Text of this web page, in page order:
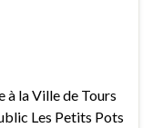
à la Ville de Tours
Les Petits Pots